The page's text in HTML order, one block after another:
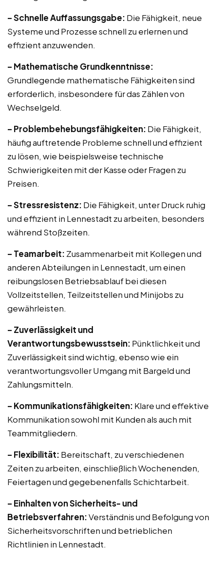
– Schnelle Auffassungsgabe: Die Fähigkeit, neue
Systeme und Prozesse schnell zu erlernen und
effizient anzuwenden.
– Mathematische Grundkenntnisse:
Grundlegende mathematische Fähigkeiten sind
erforderlich, insbesondere für das Zählen von
Wechselgeld.
– Problembehebungsfähigkeiten: Die Fähigkeit,
häufig auftretende Probleme schnell und effizient
zu lösen, wie beispielsweise technische
Schwierigkeiten mit der Kasse oder Fragen zu
Preisen.
– Stressresistenz: Die Fähigkeit, unter Druck ruhig
und effizient in Lennestadt zu arbeiten, besonders
während Stoßzeiten.
– Teamarbeit: Zusammenarbeit mit Kollegen und
anderen Abteilungen in Lennestadt, um einen
reibungslosen Betriebsablauf bei diesen
Vollzeitstellen, Teilzeitstellen und Minijobs zu
gewährleisten.
– Zuverlässigkeit und
Verantwortungsbewusstsein: Pünktlichkeit und
Zuverlässigkeit sind wichtig, ebenso wie ein
verantwortungsvoller Umgang mit Bargeld und
Zahlungsmitteln.
– Kommunikationsfähigkeiten: Klare und effektive
Kommunikation sowohl mit Kunden als auch mit
Teammitgliedern.
– Flexibilität: Bereitschaft, zu verschiedenen
Zeiten zu arbeiten, einschließlich Wochenenden,
Feiertagen und gegebenenfalls Schichtarbeit.
– Einhalten von Sicherheits- und
Betriebsverfahren:Verständnis und Befolgung von
Sicherheitsvorschriften und betrieblichen
Richtlinien in Lennestadt.